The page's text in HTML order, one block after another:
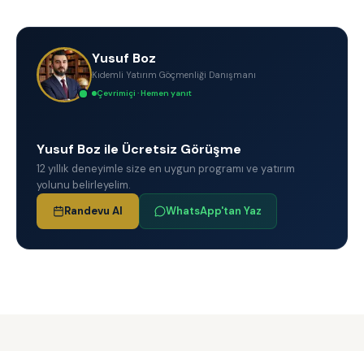
Yusuf Boz
Kıdemli Yatırım Göçmenliği Danışmanı
Çevrimiçi · Hemen yanıt
Yusuf Boz ile Ücretsiz Görüşme
12 yıllık deneyimle size en uygun programı ve yatırım
yolunu belirleyelim.
Randevu Al
WhatsApp'tan Yaz